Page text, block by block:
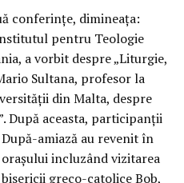
conferințe, dimineața:
pentru Teologie
a vorbit despre „Liturgie,
Sultana, profesor la
din Malta, despre
După aceasta, participanții
amiază au revenit în
incluzând vizitarea
greco-catolice Bob,